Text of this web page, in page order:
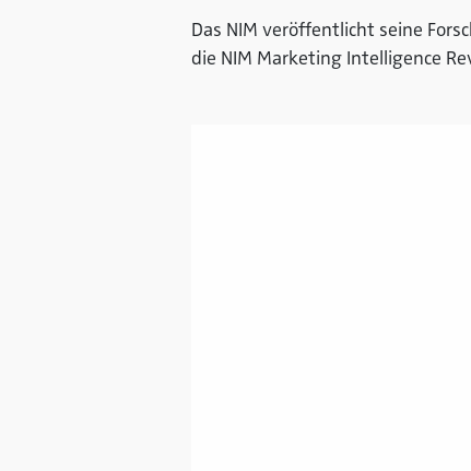
Das NIM veröffentlicht seine
die NIM Marketing Intelligence